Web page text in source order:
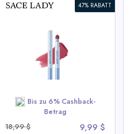
47% RABATT
Bis zu 6% Cashback-
Betrag
18,99 $
9,99 $
KÖRPERKONSOLIDERER |
Wasserdicht,
Übertragungsbeständig
View All Sace Lady Deals
SHOP NOW